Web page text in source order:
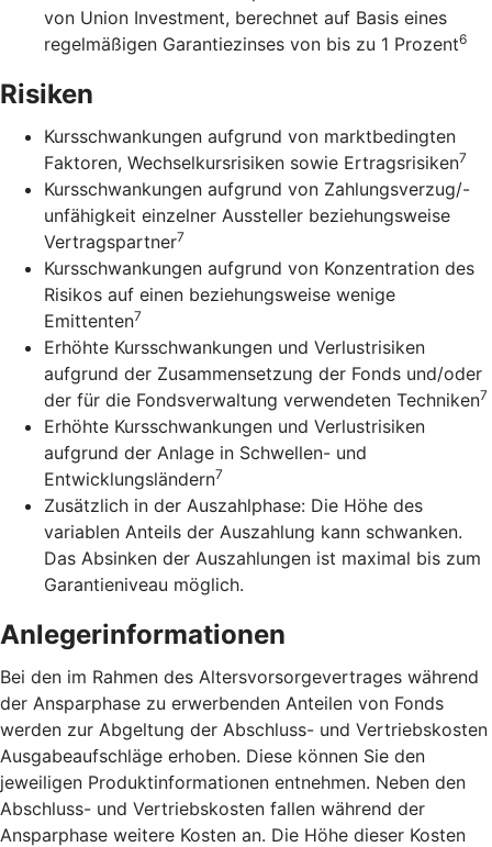
von Union Investment, berechnet auf Basis eines
regelmäßigen Garantiezinses von bis zu 1 Prozent6
Risiken
Kursschwankungen aufgrund von marktbedingten
Faktoren, Wechselkursrisiken sowie Ertragsrisiken7
Kursschwankungen aufgrund von Zahlungsverzug/-
unfähigkeit einzelner Aussteller beziehungsweise
Vertragspartner7
Kursschwankungen aufgrund von Konzentration des
Risikos auf einen beziehungsweise wenige
Emittenten7
Erhöhte Kursschwankungen und Verlustrisiken
aufgrund der Zusammensetzung der Fonds und/oder
der für die Fondsverwaltung verwendeten Techniken7
Erhöhte Kursschwankungen und Verlustrisiken
aufgrund der Anlage in Schwellen- und
Entwicklungsländern7
Zusätzlich in der Auszahlphase: Die Höhe des
variablen Anteils der Auszahlung kann schwanken.
Das Absinken der Auszahlungen ist maximal bis zum
Garantieniveau möglich.
Anlegerinformationen
Bei den im Rahmen des Altersvorsorgevertrages während
der Ansparphase zu erwerbenden Anteilen von Fonds
werden zur Abgeltung der Abschluss- und Vertriebskosten
Ausgabeaufschläge erhoben. Diese können Sie den
jeweiligen Produktinformationen entnehmen. Neben den
Abschluss- und Vertriebskosten fallen während der
Ansparphase weitere Kosten an. Die Höhe dieser Kosten